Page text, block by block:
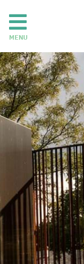
MENU